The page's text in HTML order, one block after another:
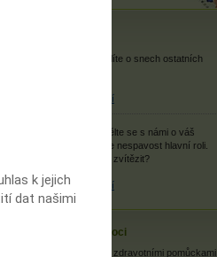
Co si myslíte o snech ostatních
více informací
Podělte se s námi o váš
příběh, kde hraje nespavost hlavní roli.
Podařilo se vám zvítězit?
více informací
Cestovní nemoci
Se zdravotními pomůckami
k jejich
dat našimi